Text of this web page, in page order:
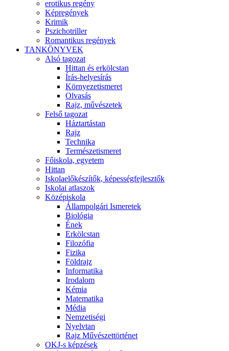
erotikus regény
Képregények
Krimik
Pszichotriller
Romantikus regények
TANKÖNYVEK
Alsó tagozat
Hittan és erkölcstan
Írás-helyesírás
Környezetismeret
Olvasás
Rajz, művészetek
Felső tagozat
Háztartástan
Rajz
Technika
Természetismeret
Főiskola, egyetem
Hittan
Iskolaelőkészítők, képességfejlesztők
Iskolai atlaszok
Középiskola
Állampolgári Ismeretek
Biológia
Ének
Erkölcstan
Filozófia
Fizika
Földrajz
Informatika
Irodalom
Kémia
Matematika
Média
Nemzetiségi
Nyelvtan
Rajz Művészettörténet
OKJ-s képzések